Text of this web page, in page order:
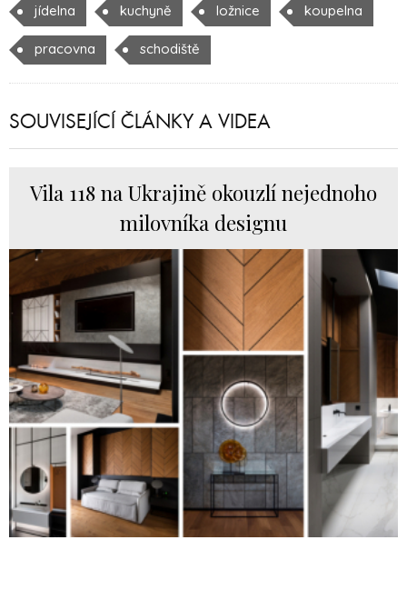
jídelna kuchyně ložnice koupelna
pracovna schodiště
SOUVISEJÍCÍ ČLÁNKY A VIDEA
Vila 118 na Ukrajině okouzlí nejednoho
milovníka designu